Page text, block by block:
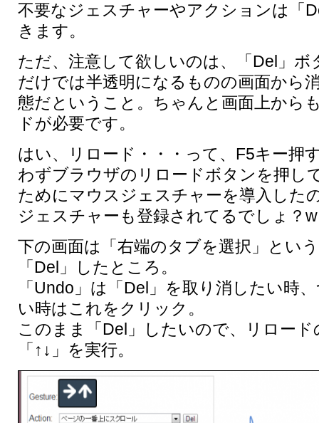
不要なジェスチャーやアクションは「
きます。
ただ、注意して欲しいのは、「Del」
だけでは半透明になるものの画面から
態だということ。ちゃんと画面上から
ドが必要です。
はい、リロード・・・って、F5キー押
わずブラウザのリロードボタンを押し
ためにマウスジェスチャーを導入した
ジェスチャーも登録されてるでしょ？w
下の画面は「右端のタブを選択」とい
「Del」したところ。
「Undo」は「Del」を取り消したい時
い時はこれをクリック。
このまま「Del」したいので、リロー
「↑↓」を実行。